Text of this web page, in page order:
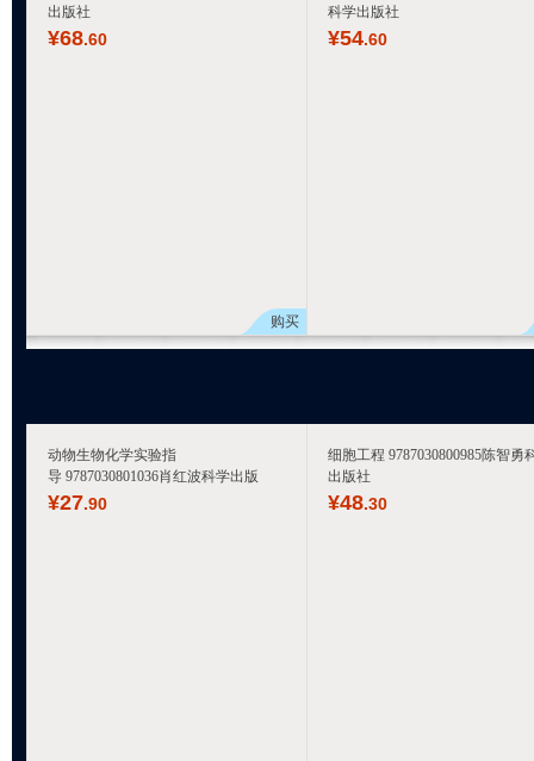
出版社
¥68.60
购买
科学出版社
¥54.60
动物生物化学实验指
导 9787030801036肖红波科学出版
¥27.90
细胞工程 9787030800985陈智勇
出版社
¥48.30